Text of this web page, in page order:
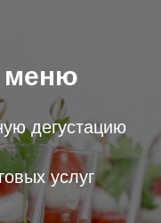
меню
дегустацию
услуг